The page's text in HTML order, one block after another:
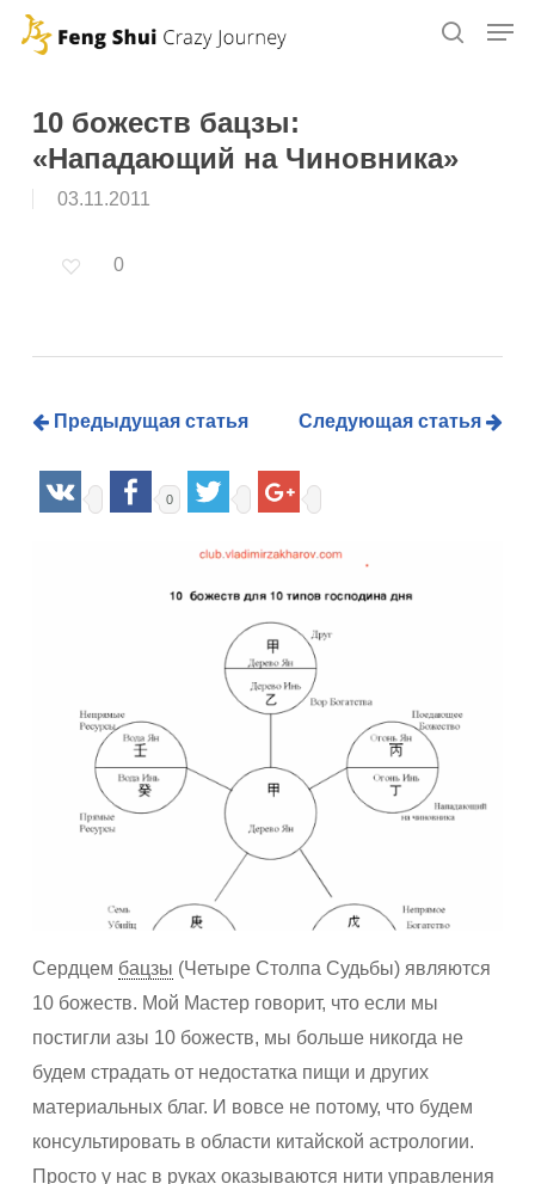
Skip
content10 божеств бацзы:
«Нападающий на Чиновника»
03.11.2011
0
Предыдущая статья Следующая статья
0
Сердцем бацзы (Четыре Столпа Судьбы) являются
10 божеств. Мой Мастер говорит, что если мы
постигли азы 10 божеств, мы больше никогда не
будем страдать от недостатка пищи и других
материальных благ. И вовсе не потому, что будем
консультировать в области китайской астрологии.
Просто у нас в руках оказываются нити управления